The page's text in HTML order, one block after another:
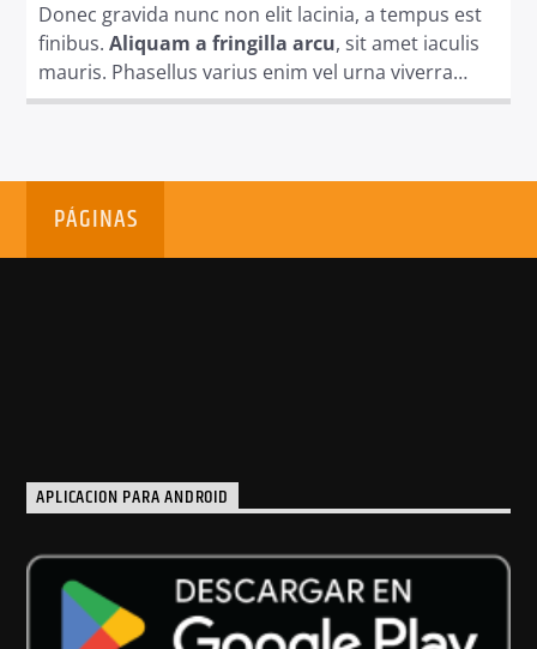
Donec gravida nunc non elit lacinia, a tempus est
finibus.Aliquam a fringilla arcu, sit amet iaculis
mauris. Phasellus varius enim vel urna viverra
fringilla. Interdum et malesuada fames ac.
PÁGINAS
APLICACION PARA ANDROID